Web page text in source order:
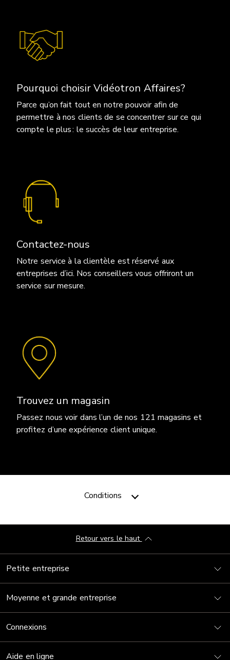
Pourquoi choisir Vidéotron Affaires?
Parce qu’on fait tout en notre pouvoir afin de
permettre à nos clients de se concentrer sur ce qui
compte le plus : le succès de leur entreprise.
Contactez-nous
Notre service à la clientèle est réservé aux
entreprises d’ici. Nos conseillers vous offriront un
service sur mesure.
Trouvez un magasin
Passez nous voir dans l’un de nos 121 magasins et
profitez d’une expérience client unique.
Conditions
Petite entreprise
Moyenne et grande entreprise
Connexions
Aide en ligne
Retour vers le haut